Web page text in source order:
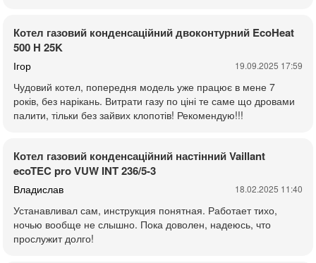
Котел газовий конденсаційний двоконтурний EcoHeat
500 H 25K
Ігор 19.09.2025 17:59
Чудовий котел, попередня модель уже працює в мене 7
років, без нарікань. Витрати газу по ціні те саме що дровами
палити, тільки без зайвих клопотів! Рекомендую!!!
Котел газовий конденсаційний настінний Vaillant
ecoTEC pro VUW INT 236/5-3
Владислав 18.02.2025 11:40
Устанавливал сам, инструкция понятная. Работает тихо,
ночью вообще не слышно. Пока доволен, надеюсь, что
прослужит долго!